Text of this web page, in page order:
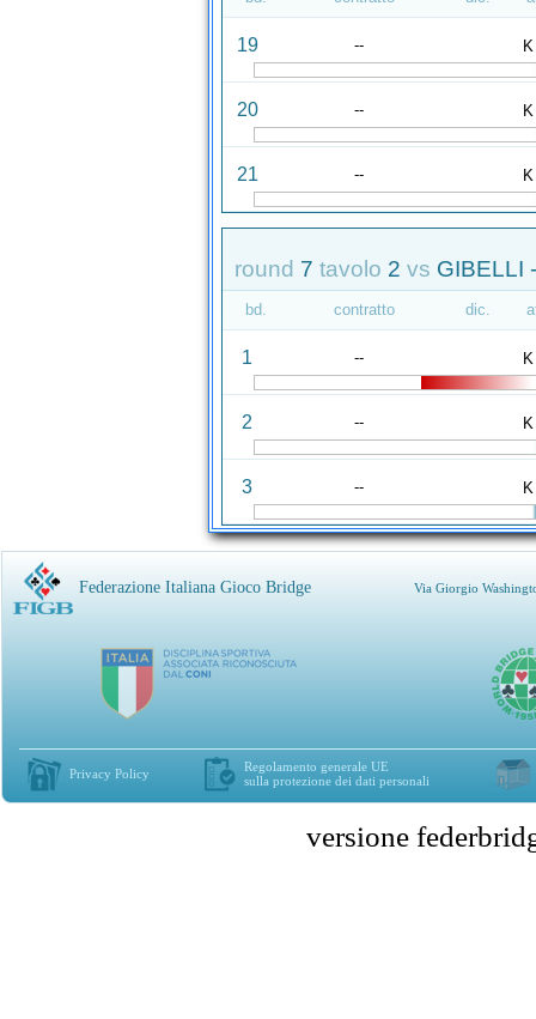
19 -- K
20 -- K
21 -- K
round 7 tavolo 2 vs GIBELLI
bd. contratto dic.
1 -- K
2 -- K
3 -- K
Federazione Italiana Gioco Bridge Via Giorgio
Privacy Policy
Regolamento generale UE
sulla protezione dei dati personali
versione